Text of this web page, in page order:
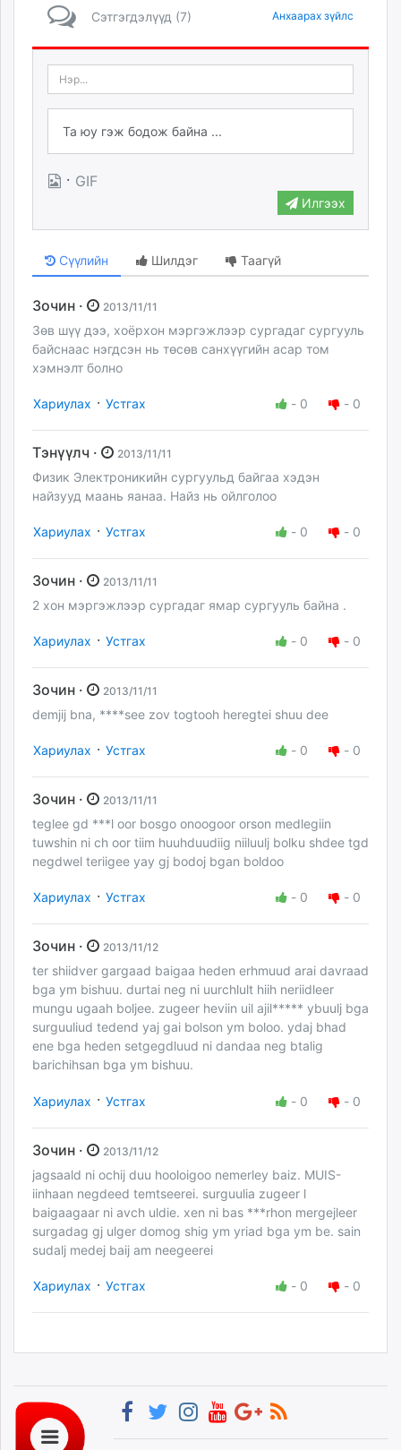
Сэтгэгдэлүүд (7) Анхаарах зүйлс
· GIF
Илгээх
Сүүлийн Шилдэг Таагүй
Зочин · 2013/11/11
Зөв шүү дээ, хоёрхон мэргэжлээр сургадаг сургууль
байснаас нэгдсэн нь төсөв санхүүгийн асар том
хэмнэлт болно
Хариулах · Устгах - 0 - 0
Тэнүүлч · 2013/11/11
Физик Электроникийн сургуульд байгаа хэдэн
найзууд маань яанаа. Найз нь ойлголоо
Хариулах · Устгах - 0 - 0
Зочин · 2013/11/11
2 хон мэргэжлээр сургадаг ямар сургууль байна .
Хариулах · Устгах - 0 - 0
Зочин · 2013/11/11
demjij bna, ****see zov togtooh heregtei shuu dee
Хариулах · Устгах - 0 - 0
Зочин · 2013/11/11
teglee gd ***l oor bosgo onoogoor orson medlegiin
tuwshin ni ch oor tiim huuhduudiig niiluulj bolku shdee tgd
negdwel teriigee yay gj bodoj bgan boldoo
Хариулах · Устгах - 0 - 0
Зочин · 2013/11/12
ter shiidver gargaad baigaa heden erhmuud arai davraad
bga ym bishuu. durtai neg ni uurchlult hiih neriidleer
mungu ugaah boljee. zugeer heviin uil ajil***** ybuulj bga
surguuliud tedend yaj gai bolson ym boloo. ydaj bhad
ene bga heden setgegdluud ni dandaa neg btalig
barichihsan bga ym bishuu.
Хариулах · Устгах - 0 - 0
Зочин · 2013/11/12
jagsaald ni ochij duu hooloigoo nemerley baiz. MUIS-
iinhaan negdeed temtseerei. surguulia zugeer l
baigaagaar ni avch uldie. xen ni bas ***rhon mergejleer
surgadag gj ulger domog shig ym yriad bga ym be. sain
sudalj medej baij am neegeerei
Хариулах · Устгах - 0 - 0